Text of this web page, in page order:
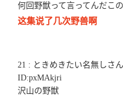
何回野獣って言ってんだこ
这集说了几次野兽啊
21 : ときめきたい名無しさ
ID:pxMAkjri
沢山の野獣